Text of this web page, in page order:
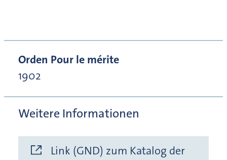
Orden Pour le mérite
1902
Weitere Informationen
Link (GND) zum Katalog der